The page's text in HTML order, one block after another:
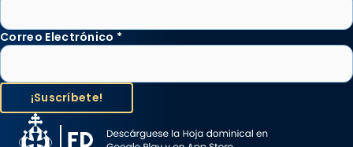
Correo Electrónico *